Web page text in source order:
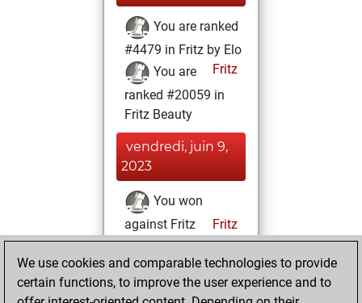
You are ranked
#4479 in Fritz by Elo
Fritz
You are
ranked #20059 in
Fritz Beauty
vendredi, juin 9,
2023
You won
against Fritz
Fritz
You achieved a
BeautyScore of 3
You achieved a
We use cookies and comparable technologies to provide
certain functions, to improve the user experience and to